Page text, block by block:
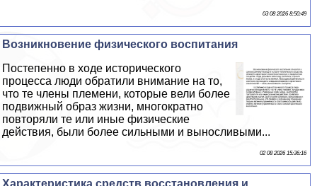
03 08 2026 8:50:49
Возникновение физического воспитания
Постепенно в ходе исторического
процесса люди обратили внимание на то,
что те члeны племени, которые вели более
подвижный образ жизни, многократно
повторяли те или иные физические
действия, были более сильными и выносливыми...
02 08 2026 15:36:16